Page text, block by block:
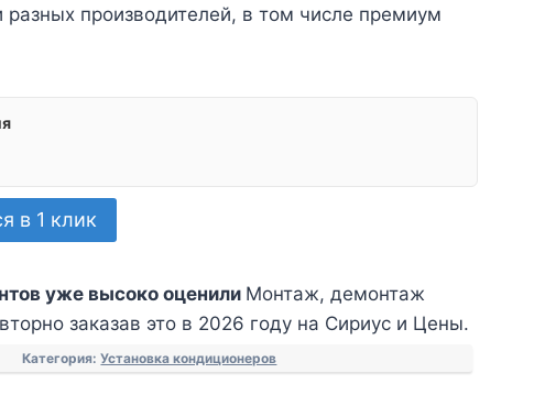
производителей, в том числе премиум
в 1 клик
уже высоко оценили Монтаж, демонтаж
заказав это в 2026 году на Сириус и Цены.
Категория:Установка кондиционеров